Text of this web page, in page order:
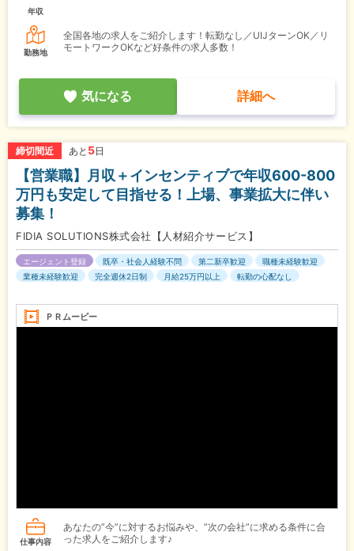
年収
勤務地
全国各地の求人をご紹介します！転勤なし／UIJターンOK／リ
モートワークOKなど好条件の求人多数！
気になる 詳細へ
締切間近 あと 5日
【営業職】月収＋インセンティブで年収600-800
万円も安定して目指せる！上場、事業拡大に伴い
募集！
FIDIA SOLUTIONS株式会社【人材紹介サービス】
エージェント登録 既卒・社会人経験不問 第二新卒歓迎
職種未経験歓迎
業種未経験歓迎
完全週休2日制 月給25万円以上 転勤の心配なし
ＰＲムービー
仕事内容
あなたの”今”に対するお悩みや、”次の会社”に求める条件に合
った求人をご紹介します♪